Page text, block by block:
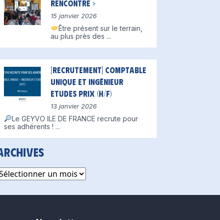
Rencontre »
15 janvier 2026
Être présent sur le terrain,
au plus près des ...
[Recrutement] Comptable
unique et Ingénieur
Etudes Prix (H/F)
13 janvier 2026
Le GEYVO ILE DE FRANCE recrute pour
ses adhérents ! ...